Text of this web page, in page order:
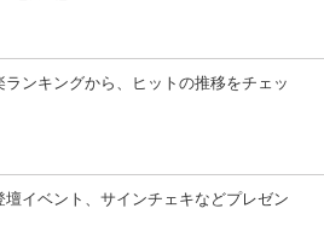
ランキングから、ヒットの推移をチェッ
壇イベント、サインチェキなどプレゼン